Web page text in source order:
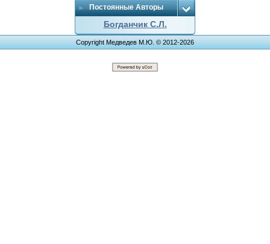
Постоянные Авторы
Богданчик С.Л.
Copyright Медведев М.Ю. © 2012-2026